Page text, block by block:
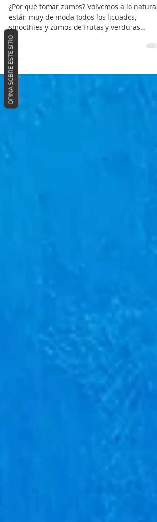
ZUMOTERAPIA
¿Por qué tomar zumos? Volvemos a lo natural,
están muy de moda todos los licuados,
smoothies y zumos de frutas y verduras
frescas. La...
OPINA SOBRE ESTE SITIO